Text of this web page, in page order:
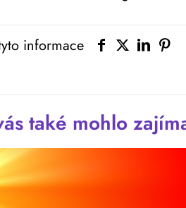
informace
také mohlo